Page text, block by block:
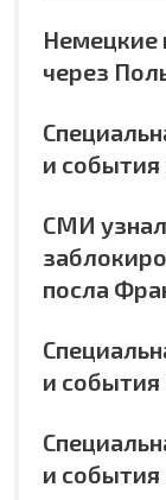
Немецкие
через
и события
СМИ
посла
и события
и события